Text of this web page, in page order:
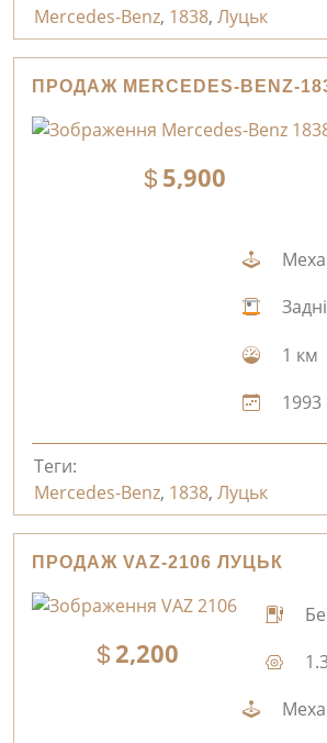
Mercedes-Benz, 1838, Луцьк
ПРОДАЖ MERCEDES-BENZ-
5,900
1 км
1993
Теги:
Mercedes-Benz, 1838, Луцьк
ПРОДАЖ VAZ-2106 ЛУЦЬК
2,200